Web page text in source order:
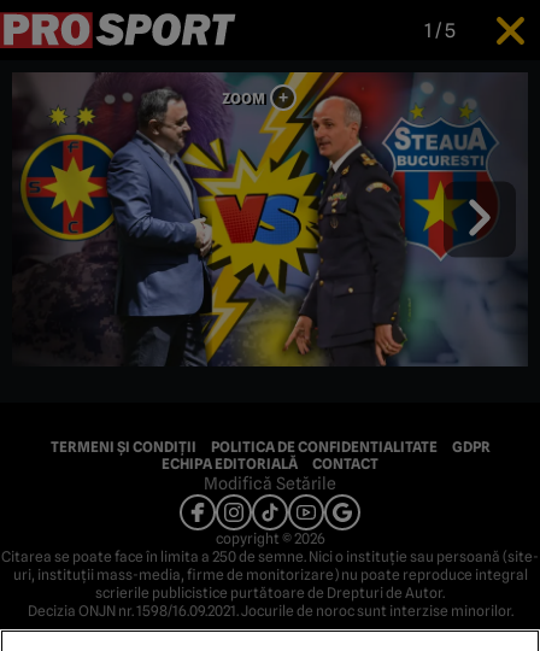
1 /5
TERMENI ȘI CONDIȚII POLITICA DE CONFIDENTIALITATE
GDPR
ECHIPA EDITORIALĂ
CONTACT
Modifică Setările
copyright © 2026
Citarea se poate face în limita a 250 de semne. Nici o instituţie sau persoană (site-
uri, instituţii mass-media, firme de monitorizare) nu poate reproduce integral
scrierile publicistice purtătoare de Drepturi de Autor.
Decizia ONJN nr. 1598/16.09.2021. Jocurile de noroc sunt interzise minorilor.